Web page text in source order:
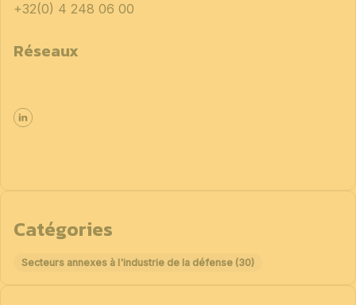
+32(0) 4 248 06 00
Réseaux
Catégories
Secteurs annexes à l'industrie de la défense (30)